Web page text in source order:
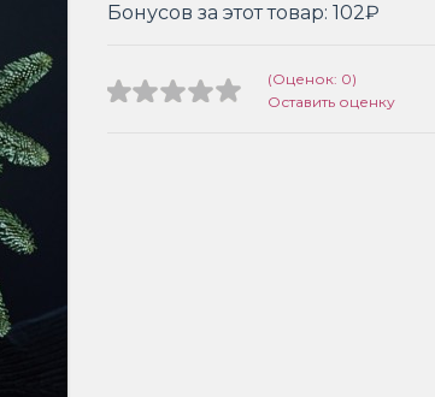
Бонусов за этот товар: 102₽
(Оценок: 0)
Оставить оценку